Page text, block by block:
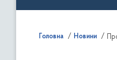
Головна Новини